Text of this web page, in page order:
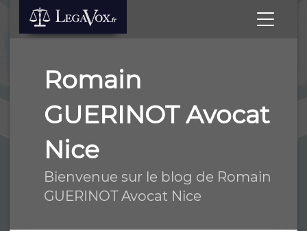
Romain
GUERINOT Avocat
Nice
Bienvenue sur le blog de Romain
GUERINOT Avocat Nice